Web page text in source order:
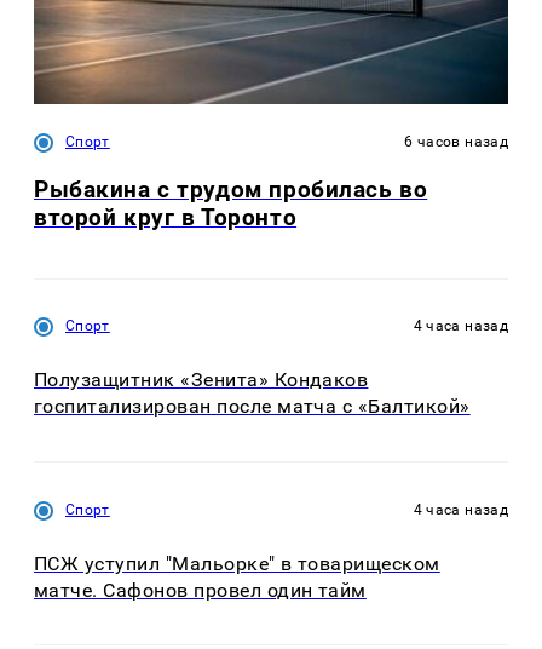
Спорт 6 часов назад
Рыбакина с трудом пробилась во
второй круг в Торонто
Спорт 4 часа назад
Полузащитник «Зенита» Кондаков
госпитализирован после матча с «Балтикой»
Спорт 4 часа назад
ПСЖ уступил "Мальорке" в товарищеском
матче. Сафонов провел один тайм